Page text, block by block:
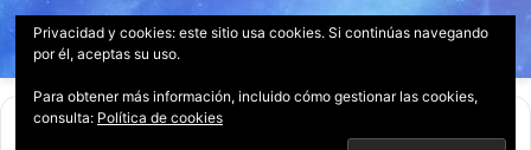
Menú
Privacidad y cookies: este sitio usa cookies. Si continúas navegando
por él, aceptas su uso.
Para obtener más información, incluido cómo gestionar las cookies,
consulta: Política de cookies